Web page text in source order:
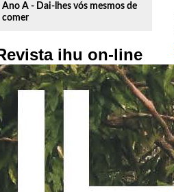
Ano A - Dai-lhes vós mesmos de
comer
ihu on-line